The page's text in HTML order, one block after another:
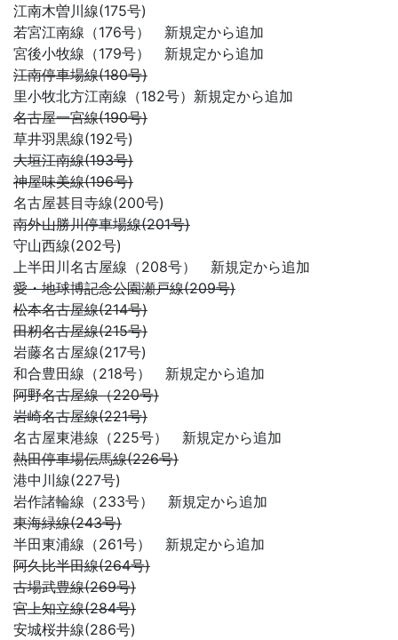
江南木曽川線(175号)
若宮江南線（176号） 新規定から追加
宮後小牧線（179号） 新規定から追加
江南停車場線(180号)
里小牧北方江南線（182号）新規定から追加
名古屋一宮線(190号)
草井羽黒線(192号)
大垣江南線(193号)
神屋味美線(196号)
名古屋甚目寺線(200号)
南外山勝川停車場線(201号)
守山西線(202号)
上半田川名古屋線（208号） 新規定から追加
愛・地球博記念公園瀬戸線(209号)
松本名古屋線(214号)
田籾名古屋線(215号)
岩藤名古屋線(217号)
和合豊田線（218号） 新規定から追加
阿野名古屋線（220号)
岩崎名古屋線(221号)
名古屋東港線（225号） 新規定から追加
熱田停車場伝馬線(226号)
港中川線(227号)
岩作諸輪線（233号） 新規定から追加
東海緑線(243号)
半田東浦線（261号） 新規定から追加
阿久比半田線(264号)
古場武豊線(269号)
宮上知立線(284号)
安城桜井線(286号)